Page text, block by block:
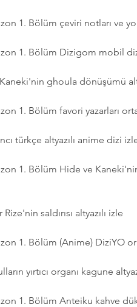
1. Bölüm çeviri notları ve
1. Bölüm Dizigom mobil
ghoula dönüşümü
1. Bölüm favori yazarları
türkçe altyazılı anime dizi
1. Bölüm Hide ve
saldırısı altyazılı izle
1. Bölüm (Anime) DiziYO
yırtıcı organı kagune
1. Bölüm Anteiku kahve